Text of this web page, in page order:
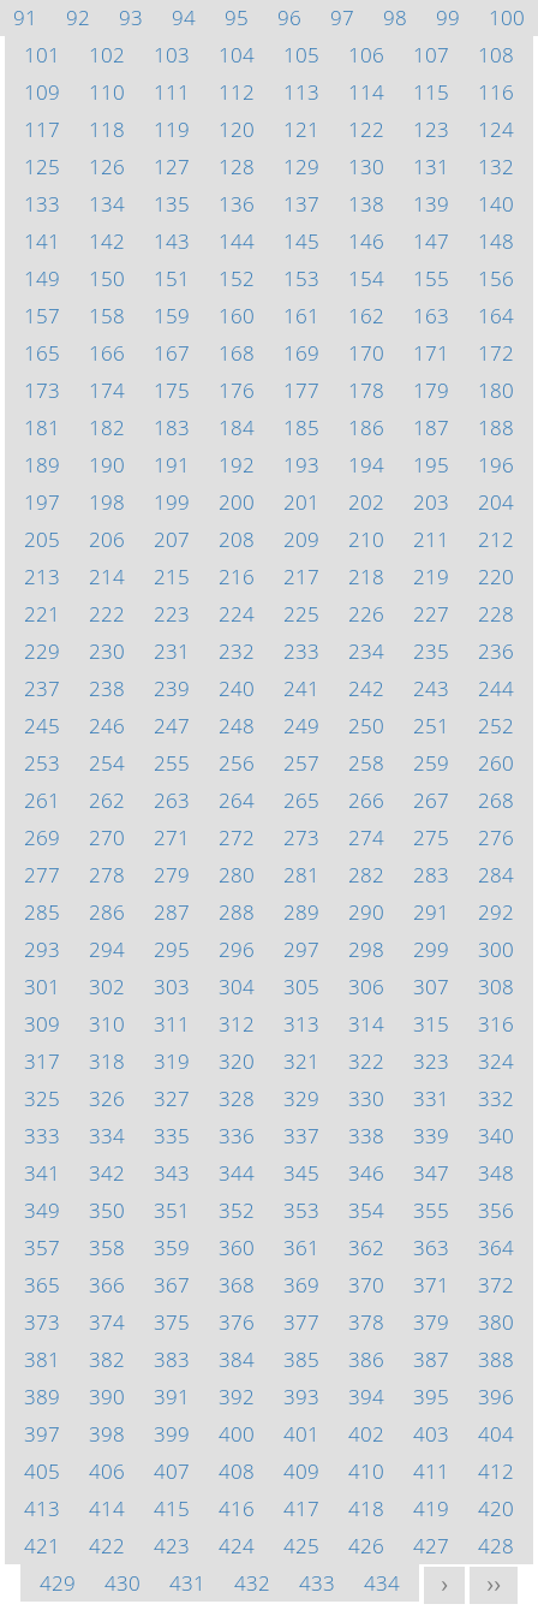
91 92 93 94 95 96 97 98 99
100
101
102 103 104 105 106 107
108
109
110 111 112 113 114 115
116
117
118 119 120 121 122 123
124
125
126 127 128 129 130 131
132
133
134 135 136 137 138 139
140
141
142 143 144 145 146 147
148
149
150 151 152 153 154 155
156
157
158 159 160 161 162 163
164
165
166 167 168 169 170 171
172
173
174 175 176 177 178 179
180
181
182 183 184 185 186 187
188
189
190 191 192 193 194 195
196
197
198 199 200 201 202 203
204
205
206 207 208 209 210 211
212
213
214 215 216 217 218 219
220
221
222 223 224 225 226 227
228
229
230 231 232 233 234 235
236
237
238 239 240 241 242 243
244
245
246 247 248 249 250 251
252
253
254 255 256 257 258 259
260
261
262 263 264 265 266 267
268
269
270 271 272 273 274 275
276
277
278 279 280 281 282 283
284
285
286 287 288 289 290 291
292
293
294 295 296 297 298 299
300
301
302 303 304 305 306 307
308
309
310 311 312 313 314 315
316
317
318 319 320 321 322 323
324
325
326 327 328 329 330 331
332
333
334 335 336 337 338 339
340
341
342 343 344 345 346 347
348
349
350 351 352 353 354 355
356
357
358 359 360 361 362 363
364
365
366 367 368 369 370 371
372
373
374 375 376 377 378 379
380
381
382 383 384 385 386 387
388
389
390 391 392 393 394 395
396
397
398 399 400 401 402 403
404
405
406 407 408 409 410 411
412
413
414 415 416 417 418 419
420
421
422 423 424 425 426 427
428
429
430 431 432 433 434 > >>